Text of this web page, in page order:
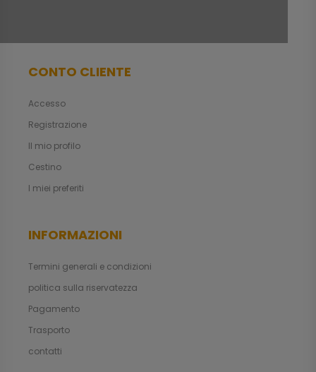
CONTO CLIENTE
Accesso
Registrazione
Il mio profilo
Cestino
I miei preferiti
INFORMAZIONI
Termini generali e condizioni
politica sulla riservatezza
Pagamento
Trasporto
contatti